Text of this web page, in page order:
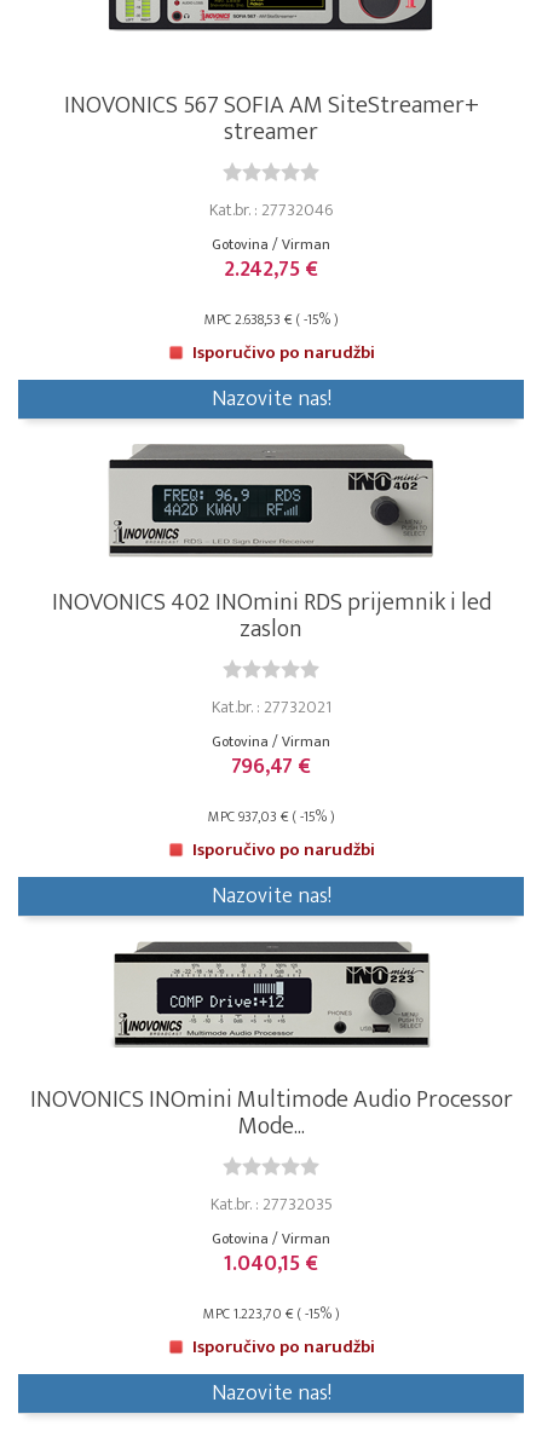
INOVONICS 567 SOFIA AM SiteStreamer+
streamer
Kat.br. : 27732046
Gotovina / Virman
2.242,75 €
MPC 2.638,53 € ( -15% )
Isporučivo po narudžbi
Nazovite nas!
INOVONICS 402 INOmini RDS prijemnik i led
zaslon
Kat.br. : 27732021
Gotovina / Virman
796,47 €
MPC 937,03 € ( -15% )
Isporučivo po narudžbi
Nazovite nas!
INOVONICS INOmini Multimode Audio Processor
Mode...
Kat.br. : 27732035
Gotovina / Virman
1.040,15 €
MPC 1.223,70 € ( -15% )
Isporučivo po narudžbi
Nazovite nas!